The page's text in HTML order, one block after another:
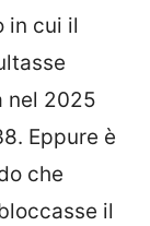
in cui il
nel 2025
Eppure è
che
il